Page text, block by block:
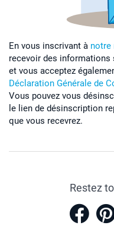
En vous inscrivant à notre
recevoir des
et vous acceptez
Déclaration Générale de
Vous pouvez vous
le lien de désinscription
que vous recevrez.
Restez